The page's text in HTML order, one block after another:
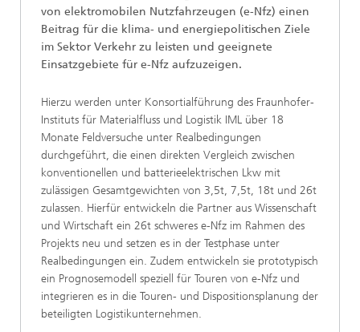
von elektromobilen Nutzfahrzeugen (e-Nfz) einen
Beitrag für die klima- und energiepolitischen Ziele
im Sektor Verkehr zu leisten und geeignete
Einsatzgebiete für e-Nfz aufzuzeigen.
Hierzu werden unter Konsortialführung des Fraunhofer-
Instituts für Materialfluss und Logistik IML über 18
Monate Feldversuche unter Realbedingungen
durchgeführt, die einen direkten Vergleich zwischen
konventionellen und batterieelektrischen Lkw mit
zulässigen Gesamtgewichten von 3,5t, 7,5t, 18t und 26t
zulassen. Hierfür entwickeln die Partner aus Wissenschaft
und Wirtschaft ein 26t schweres e-Nfz im Rahmen des
Projekts neu und setzen es in der Testphase unter
Realbedingungen ein. Zudem entwickeln sie prototypisch
ein Prognosemodell speziell für Touren von e-Nfz und
integrieren es in die Touren- und Dispositionsplanung der
beteiligten Logistikunternehmen.